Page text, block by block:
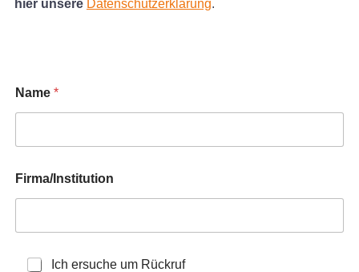
hier unsere Datenschutzerklärung.
Name *
Firma/Institution
Ich ersuche um Rückruf